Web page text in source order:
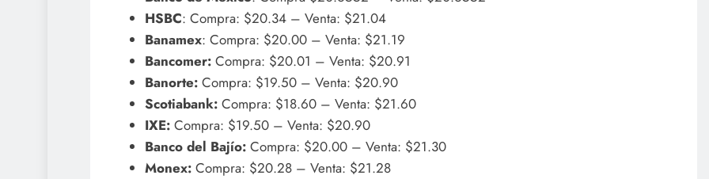
HSBC: Compra: $20.34 – Venta: $21.04
Banamex: Compra: $20.00 – Venta: $21.19
Bancomer:Compra: $20.01 – Venta: $20.91
Banorte: Compra: $19.50 – Venta: $20.90
Scotiabank:Compra: $18.60 – Venta: $21.60
IXE: Compra: $19.50 – Venta: $20.90
Banco del Bajío: Compra: $20.00 – Venta: $21.30
Monex: Compra: $20.28 – Venta: $21.28